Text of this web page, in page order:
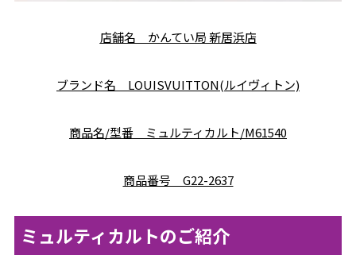
店舗名 かんてい局 新居浜店
ブランド名 LOUISVUITTON(ルイヴィトン)
商品名/型番 ミュルティカルト/M61540
商品番号 G22-2637
ミュルティカルトのご紹介